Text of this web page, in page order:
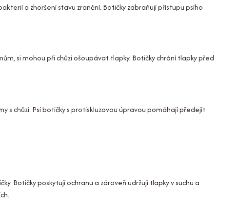
a zhoršení stavu zranění. Botičky zabraňují přístupu psího
si mohou při chůzi ošoupávat tlapky. Botičky chrání tlapky před
s chůzí. Psí botičky s protiskluzovou úpravou pomáhají předejít
Botičky poskytují ochranu a zároveň udržují tlapky v suchu a